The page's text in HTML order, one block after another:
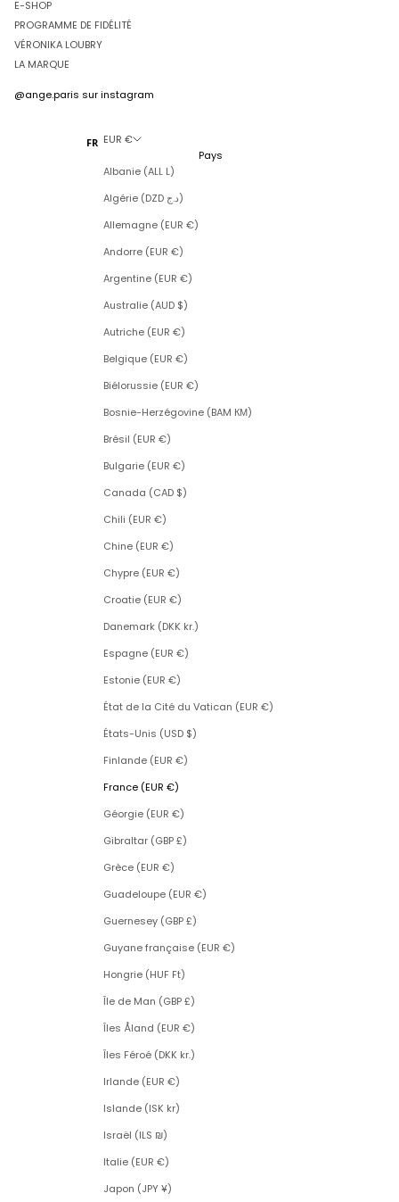
E-SHOP
PROGRAMME DE FIDÉLITÉ
VÉRONIKA LOUBRY
LA MARQUE
@ange.paris sur instagram
FR EUR €
Pays
Albanie (ALL L)
Algérie (DZD د.ج)
Allemagne (EUR €)
Andorre (EUR €)
Argentine (EUR €)
Australie (AUD $)
Autriche (EUR €)
Belgique (EUR €)
Biélorussie (EUR €)
Bosnie-Herzégovine (BAM КМ)
Brésil (EUR €)
Bulgarie (EUR €)
Canada (CAD $)
Chili (EUR €)
Chine (EUR €)
Chypre (EUR €)
Croatie (EUR €)
Danemark (DKK kr.)
Espagne (EUR €)
Estonie (EUR €)
État de la Cité du Vatican (EUR €)
États-Unis (USD $)
Finlande (EUR €)
France (EUR €)
Géorgie (EUR €)
Gibraltar (GBP £)
Grèce (EUR €)
Guadeloupe (EUR €)
Guernesey (GBP £)
Guyane française (EUR €)
Hongrie (HUF Ft)
Île de Man (GBP £)
Îles Åland (EUR €)
Îles Féroé (DKK kr.)
Irlande (EUR €)
Islande (ISK kr)
Israël (ILS ₪)
Italie (EUR €)
Japon (JPY ¥)